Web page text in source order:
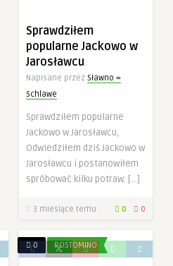
Sprawdziłem
popularne Jackowo w
Jarosławcu
Napisane przez Sławno =
Schlawe
Sprawdziłem popularne
Jackowo w Jarosławcu,
Odwiedziłem dziś Jackowo w
Jarosławcu i postanowiłem
spróbować kilku potraw. […]
3 miesiące temu 0 0
0 POSTOMINO